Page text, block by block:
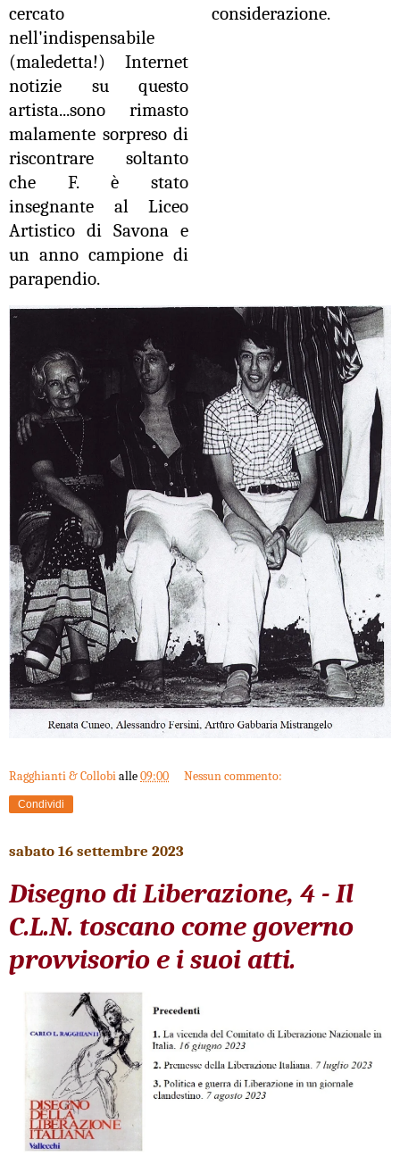
cercato
nell'indispensabile
(maledetta!) Internet
notizie su questo
artista...sono rimasto
malamente sorpreso di
riscontrare soltanto
che F. è stato
insegnante al Liceo
Artistico di Savona e
un anno campione di
parapendio.
considerazione.
Ragghianti & Collobialle09:00 Nessun commento:
Condividi
sabato 16 settembre 2023
Disegno di Liberazione, 4 - Il
C.L.N. toscano come governo
provvisorio e i suoi atti.